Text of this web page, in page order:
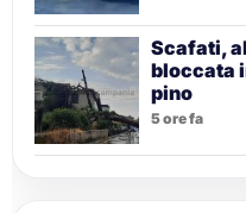
Scafati,
bloccata
pino
5 ore fa